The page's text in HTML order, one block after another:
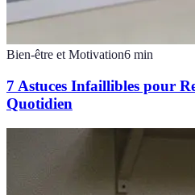
Bien-être et Motivation6 min
7 Astuces Infaillibles pour
Quotidien